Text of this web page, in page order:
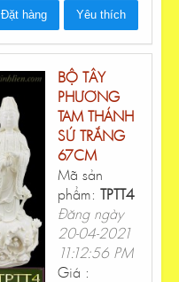
Đặt hàng Yêu thích
BỘ TÂY
PHƯƠNG
TAM THÁNH
SỨ TRẮNG
67CM
Mã sản
phẩm: TPTT4
Đăng ngày
20-04-2021
11:12:56 PM
Giá :